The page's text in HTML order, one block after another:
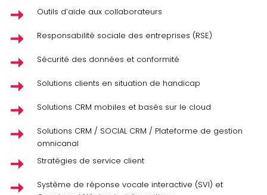
Outils d’aide aux collaborateurs
Responsabilité sociale des entreprises (RSE)
Sécurité des données et conformité
Solutions clients en situation de handicap
Solutions CRM mobiles et basés sur le cloud
Solutions CRM / SOCIAL CRM / Plateforme de gestion
omnicanal
Stratégies de service client
Système de réponse vocale interactive (SVI) et